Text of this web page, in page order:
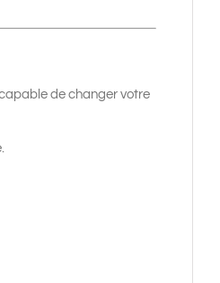
capable de changer votre